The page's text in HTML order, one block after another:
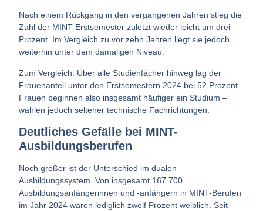
Nach einem Rückgang in den vergangenen Jahren stieg die
Zahl der MINT-Erstsemester zuletzt wieder leicht um drei
Prozent. Im Vergleich zu vor zehn Jahren liegt sie jedoch
weiterhin unter dem damaligen Niveau.
Zum Vergleich: Über alle Studienfächer hinweg lag der
Frauenanteil unter den Erstsemestern 2024 bei52 Prozent
Frauen beginnen also insgesamt häufiger ein Studium –
wählen jedoch seltener technische Fachrichtungen.
Deutliches Gefälle bei MINT-
Ausbildungsberufen
Noch größer ist der Unterschied im dualen
Ausbildungssystem.Von insgesamt 167.700
Ausbildungsanfängerinnen und -anfängern in MINT-Berufen
im Jahr 2024 waren lediglichzwölf Prozent weiblich. Seit